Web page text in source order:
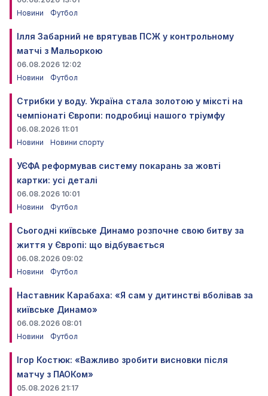
Новини
Футбол
Ілля Забарний не врятував ПСЖ у контрольному
матчі з Мальоркою
06.08.2026 12:02
Новини
Футбол
Стрибки у воду. Україна стала золотою у міксті на
чемпіонаті Європи: подробиці нашого тріумфу
06.08.2026 11:01
Новини
Новини спорту
УЄФА реформував систему покарань за жовті
картки: усі деталі
06.08.2026 10:01
Новини
Футбол
Сьогодні київське Динамо розпочне свою битву за
життя у Європі: що відбувається
06.08.2026 09:02
Новини
Футбол
Наставник Карабаха: «Я сам у дитинстві вболівав за
київське Динамо»
06.08.2026 08:01
Новини
Футбол
Ігор Костюк: «Важливо зробити висновки після
матчу з ПАОКом»
05.08.2026 21:17